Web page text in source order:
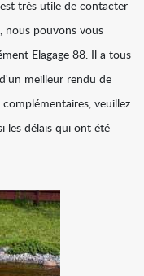
très utile de contacter
nous pouvons vous
Elagage 88. Il a tous
meilleur rendu de
veuillez
les délais qui ont été